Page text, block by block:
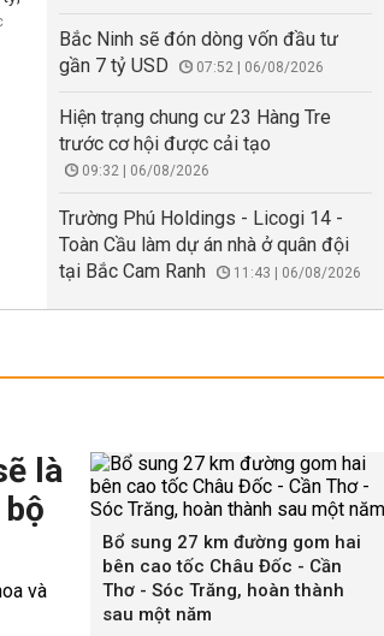
Bắc Ninh sẽ đón dòng vốn đầu tư
gần 7 tỷ USD
07:52 | 06/08/2026
Hiện trạng chung cư 23 Hàng Tre
trước cơ hội được cải tạo
09:32 | 06/08/2026
Trường Phú Holdings - Licogi 14 -
Toàn Cầu làm dự án nhà ở quân đội
tại Bắc Cam Ranh
11:43 | 06/08/2026
là
Bổ sung 27 km đường gom hai
bên cao tốc Châu Đốc - Cần
Thơ - Sóc Trăng, hoàn thành
sau một năm